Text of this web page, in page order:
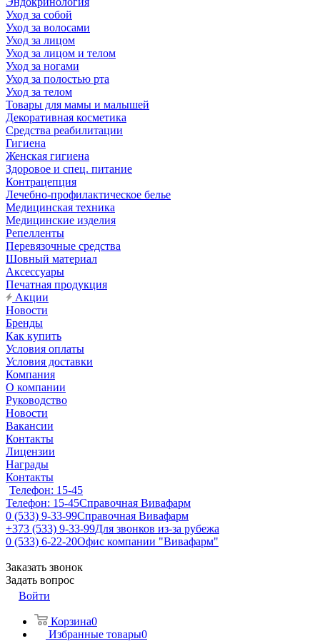
Уход за собой
Уход за волосами
Уход за лицом
Уход за лицом и телом
Уход за ногами
Уход за полостью рта
Уход за телом
Товары для мамы и малышей
Декоративная косметика
Средства реабилитации
Гигиена
Женская гигиена
Здоровое и спец. питание
Контрацепция
Лечебно-профилактическое белье
Медицинская техника
Медицинские изделия
Репелленты
Перевязочные средства
Шовный материал
Аксессуары
Печатная продукция
Акции
Новости
Бренды
Как купить
Условия оплаты
Условия доставки
Компания
О компании
Руководство
Новости
Вакансии
Контакты
Лицензии
Награды
Контакты
Телефон: 15-45
Телефон: 15-45Справочная Вивафарм
0 (533) 9-33-99Справочная Вивафарм
+373 (533) 9-33-99Для звонков из-за рубежа
0 (533) 6-22-20Офис компании "Вивафарм"
Заказать звонок
Задать вопрос
Войти
Корзина0
Избранные товары0